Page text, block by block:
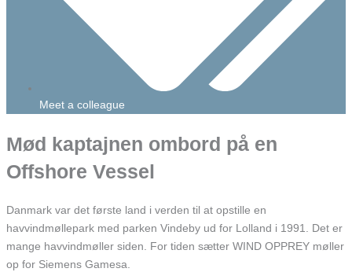
Meet a colleague
Mød kaptajnen ombord på en
Offshore Vessel
Danmark var det første land i verden til at opstille en
havvindmøllepark med parken Vindeby ud for Lolland i 1991. Det er
mange havvindmøller siden. For tiden sætter WIND OPPREY møller
op for Siemens Gamesa.